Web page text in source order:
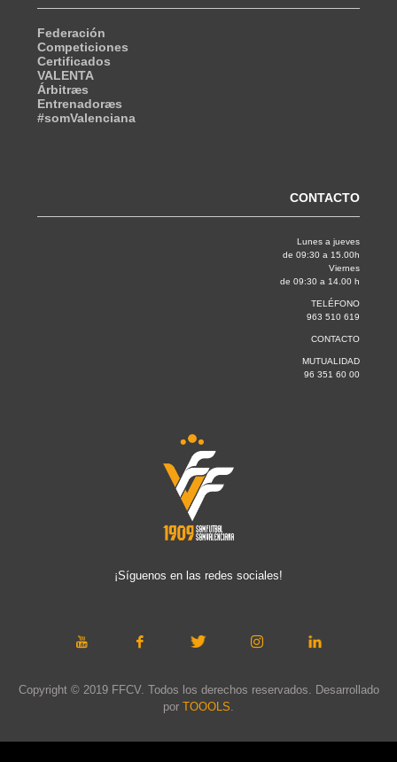
Federación
Competiciones
Certificados
VALENTA
Árbitræs
Entrenadoræs
#somValenciana
CONTACTO
Lunes a jueves
de 09:30 a 15.00h
Viernes
de 09:30 a 14.00 h
TELÉFONO
963 510 619
CONTACTO
MUTUALIDAD
96 351 60 00
¡Síguenos en las redes sociales!
Copyright © 2019 FFCV. Todos los derechos reservados. Desarrollado
por TOOOLS.